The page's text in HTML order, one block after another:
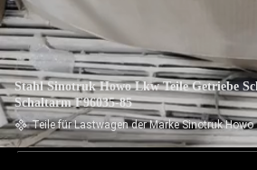
Stahl Sinotruk Howo Lkw Teile Getriebe
Schaltarm F96035-85
Teile für Lastwagen der Marke Sinotruk Howo